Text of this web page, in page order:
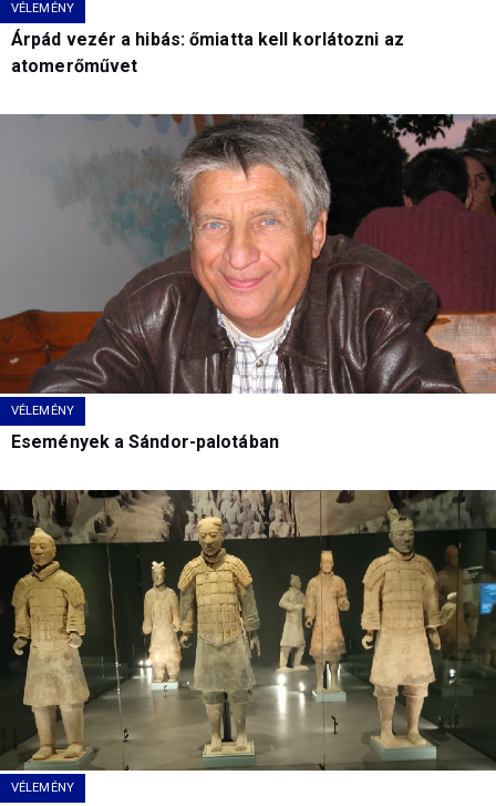
VÉLEMÉNY
Árpád vezér a hibás: őmiatta kell korlátozni az
atomerőművet
VÉLEMÉNY
Események a Sándor-palotában
VÉLEMÉNY